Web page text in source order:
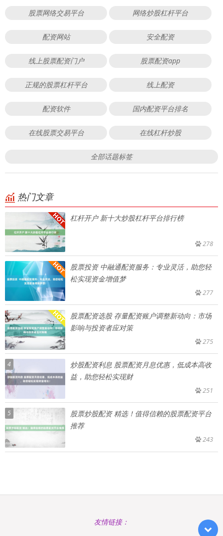
股票网络交易平台 网络炒股杠杆平台
配资网站 安全配资
线上股票配资门户 股票配资app
正规的股票杠杆平台 线上配资
配资软件 国内配资平台排名
在线股票交易平台 在线杠杆炒股
全部话题标签
热门文章
杠杆开户 新十大炒股杠杆平台排行榜
278
股票投资 中融通配资服务：专业灵活，助您轻
松实现资金增值梦
277
股票配资选股 存量配资账户调整新动向：市场
影响与投资者应对策
275
4
炒股配资利息 股票配资月息优惠，低成本高收
益，助您轻松实现财
251
5
股票炒股配资 精选！值得信赖的股票配资平台
推荐
243
友情链接：